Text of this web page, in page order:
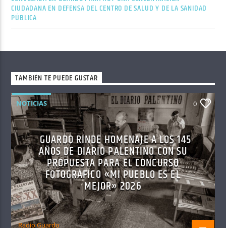
CIUDADANA EN DEFENSA DEL CENTRO DE SALUD Y DE LA SANIDAD
PÚBLICA
TAMBIÉN TE PUEDE GUSTAR
NOTICIAS 0
GUARDO RINDE HOMENAJE A LOS 145
AÑOS DE DIARIO PALENTINO CON SU
PROPUESTA PARA EL CONCURSO
FOTOGRÁFICO «MI PUEBLO ES EL
MEJOR» 2026
Radio Guardo